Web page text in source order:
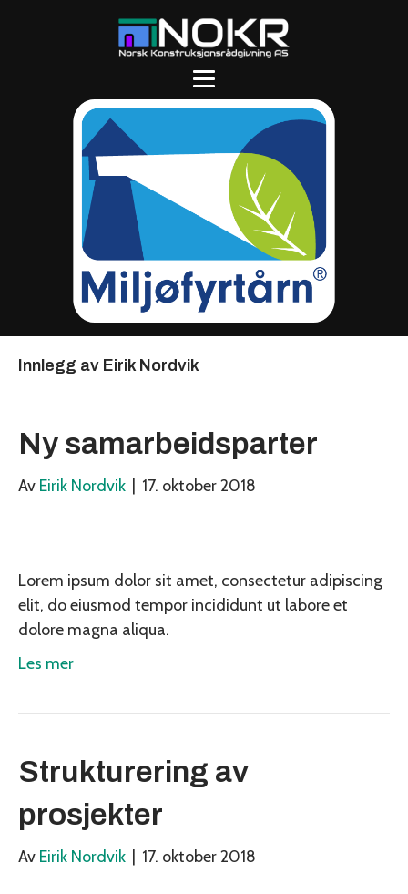
Innlegg av Eirik Nordvik
Ny samarbeidsparter
Av Eirik Nordvik 17. oktober 2018
Lorem ipsum dolor sit amet, consectetur adipiscing
elit, do eiusmod tempor incididunt ut labore et
dolore magna aliqua.
Les mer
Strukturering av
prosjekter
Av Eirik Nordvik 17. oktober 2018